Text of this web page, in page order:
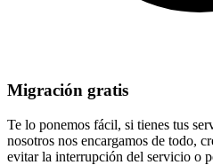
Migración gratis
Te lo ponemos fácil, si tienes tus
nosotros nos encargamos de todo,
evitar la interrupción del servicio o